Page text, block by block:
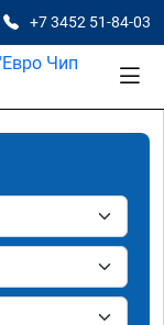
+7 3452 51-84-03